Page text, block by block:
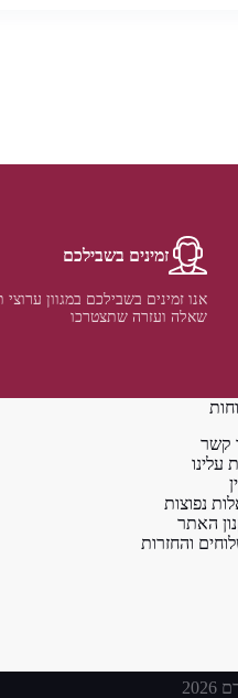
זמינים בשבילכם
אנו זמינים בשבילכם במגוון
שאלה ועזרה שתצטרכו
קשר
עלינו
נפוצות
האתר
והחזרות